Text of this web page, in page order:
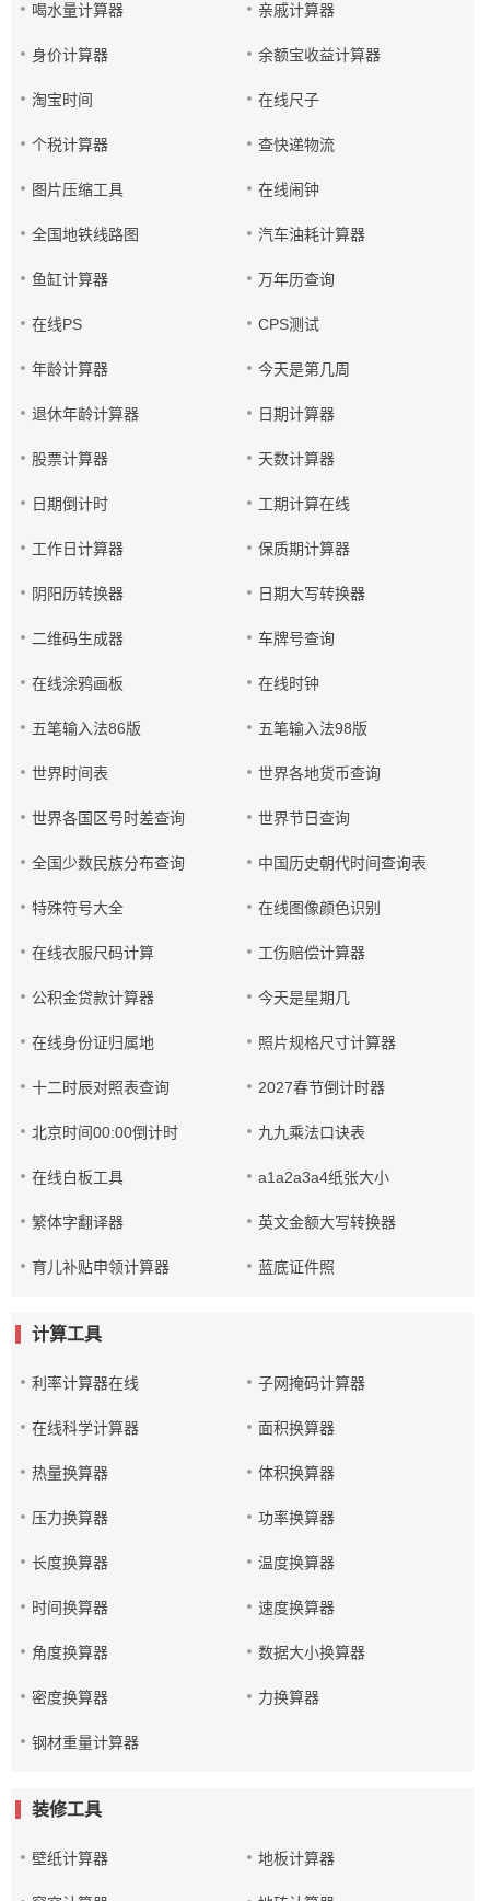
喝水量计算器 亲戚计算器
身价计算器 余额宝收益计算器
淘宝时间 在线尺子
个税计算器 查快递物流
图片压缩工具 在线闹钟
全国地铁线路图 汽车油耗计算器
鱼缸计算器 万年历查询
在线PS CPS测试
年龄计算器 今天是第几周
退休年龄计算器 日期计算器
股票计算器 天数计算器
日期倒计时 工期计算在线
工作日计算器 保质期计算器
阴阳历转换器 日期大写转换器
二维码生成器 车牌号查询
在线涂鸦画板 在线时钟
五笔输入法86版 五笔输入法98版
世界时间表 世界各地货币查询
世界各国区号时差查询 世界节日查询
全国少数民族分布查询 中国历史朝代时间查询表
特殊符号大全 在线图像颜色识别
在线衣服尺码计算 工伤赔偿计算器
公积金贷款计算器 今天是星期几
在线身份证归属地 照片规格尺寸计算器
十二时辰对照表查询 2027春节倒计时器
北京时间00:00倒计时 九九乘法口诀表
在线白板工具 a1a2a3a4纸张大小
繁体字翻译器 英文金额大写转换器
育儿补贴申领计算器 蓝底证件照
计算工具
利率计算器在线 子网掩码计算器
在线科学计算器 面积换算器
热量换算器 体积换算器
压力换算器 功率换算器
长度换算器 温度换算器
时间换算器 速度换算器
角度换算器 数据大小换算器
密度换算器 力换算器
钢材重量计算器
装修工具
壁纸计算器 地板计算器